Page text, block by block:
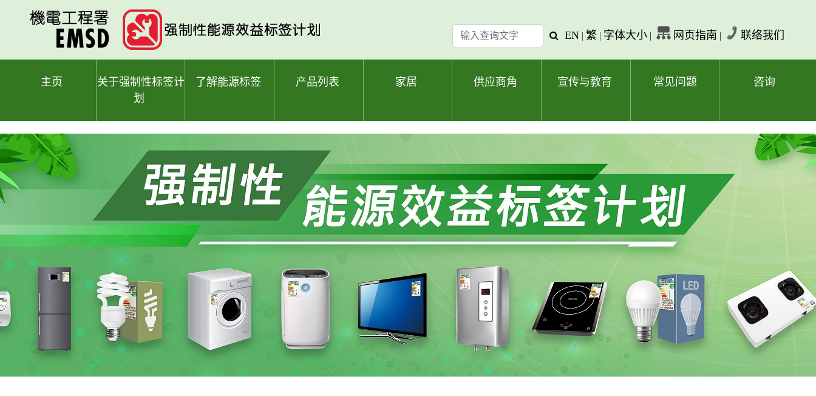
输
入
查
查
字
EN | 繁 | 字体大小 | 网页指南 | 联络我们
主页
关于强制性标签计
划
了解能源标签 产品列表 家居 供应商角 宣传与教育 常见问题 咨询